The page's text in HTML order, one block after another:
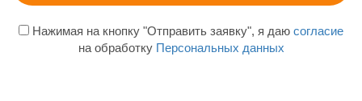
Нажимая на кнопку "Отправить заявку", я даю согласие
на обработку Персональных данных